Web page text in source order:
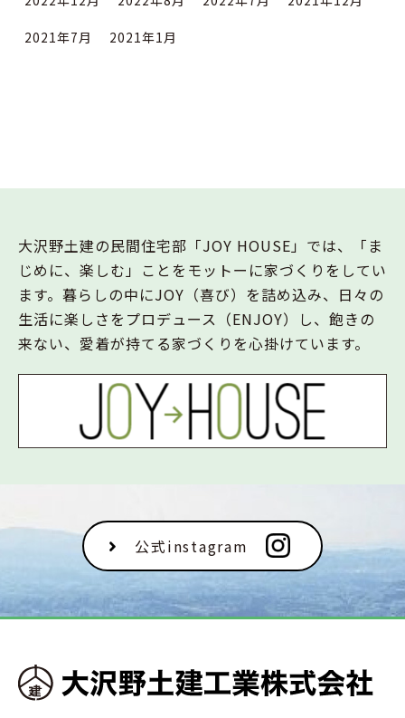
2021年7月 2021年1月
大沢野土建の民間住宅部「JOY HOUSE」では、「ま
じめに、楽しむ」ことをモットーに家づくりをしてい
ます。暮らしの中にJOY（喜び）を詰め込み、日々の
生活に楽しさをプロデュース（ENJOY）し、飽きの
来ない、愛着が持てる家づくりを心掛けています。
公式instagram